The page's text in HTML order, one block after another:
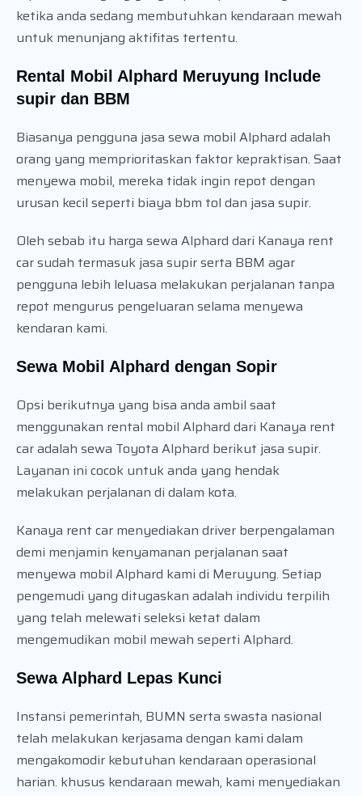
ketika anda sedang membutuhkan kendaraan mewah
untuk menunjang aktifitas tertentu.
Rental Mobil Alphard Meruyung Include
supir dan BBM
Biasanya pengguna jasa sewa mobil Alphard adalah
orang yang memprioritaskan faktor kepraktisan. Saat
menyewa mobil, mereka tidak ingin repot dengan
urusan kecil seperti biaya bbm tol dan jasa supir.
Oleh sebab itu harga sewa Alphard dari Kanaya rent
car sudah termasuk jasa supir serta BBM agar
pengguna lebih leluasa melakukan perjalanan tanpa
repot mengurus pengeluaran selama menyewa
kendaran kami.
Sewa Mobil Alphard dengan Sopir
Opsi berikutnya yang bisa anda ambil saat
menggunakan rental mobil Alphard dari Kanaya rent
car adalah sewa Toyota Alphard berikut jasa supir.
Layanan ini cocok untuk anda yang hendak
melakukan perjalanan di dalam kota.
Kanaya rent car menyediakan driver berpengalaman
demi menjamin kenyamanan perjalanan saat
menyewa mobil Alphard kami di Meruyung. Setiap
pengemudi yang ditugaskan adalah individu terpilih
yang telah melewati seleksi ketat dalam
mengemudikan mobil mewah seperti Alphard.
Sewa Alphard Lepas Kunci
Instansi pemerintah, BUMN serta swasta nasional
telah melakukan kerjasama dengan kami dalam
mengakomodir kebutuhan kendaraan operasional
harian. khusus kendaraan mewah, kami menyediakan